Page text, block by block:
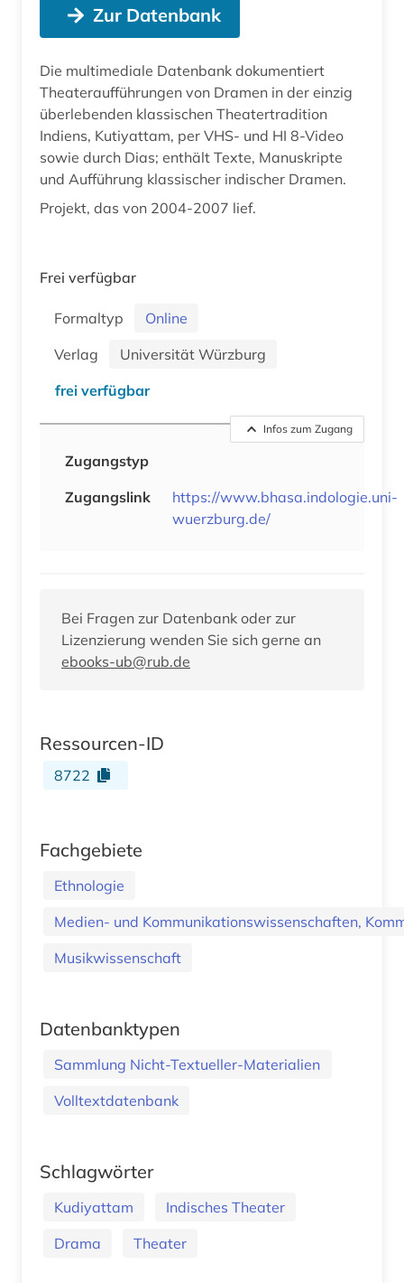
Zur Datenbank
Die multimediale Datenbank dokumentiert
Theateraufführungen von Dramen in der einzig
überlebenden klassischen Theatertradition
Indiens, Kutiyattam, per VHS- und HI 8-Video
sowie durch Dias; enthält Texte, Manuskripte
und Aufführung klassischer indischer Dramen.
Projekt, das von 2004-2007 lief.
Frei verfügbar
Formaltyp
Online
Verlag
Universität Würzburg
frei verfügbar
Infos zum Zugang
Zugangstyp
Zugangslink
https://www.bhasa.indologie.uni-
wuerzburg.de/
Bei Fragen zur Datenbank oder zur
Lizenzierung wenden Sie sich gerne an
ebooks-ub@rub.de
Ressourcen-ID
8722
Fachgebiete
Ethnologie
Medien- und Kommunikationswissenschaften,
Musikwissenschaft
Datenbanktypen
Sammlung Nicht-Textueller-Materialien
Volltextdatenbank
Schlagwörter
Kudiyattam
Indisches Theater
Drama
Theater